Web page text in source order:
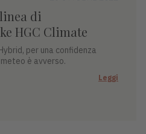
di
HGC Climate
per una confidenza
è avverso.
Leggi